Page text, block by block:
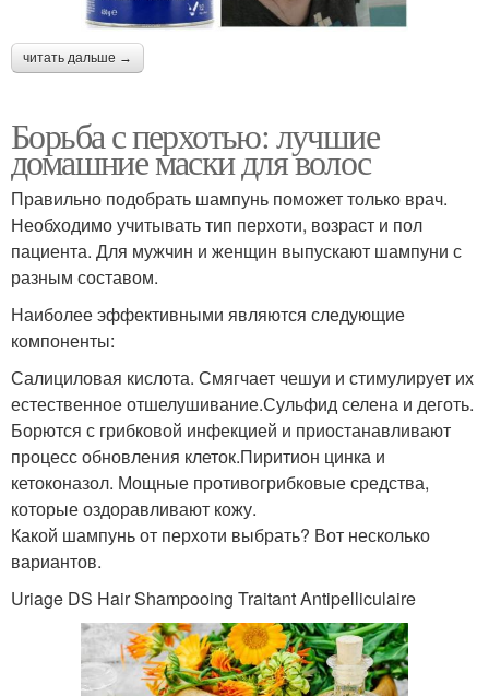
читать дальше →
Борьба с перхотью: лучшие
домашние маски для волос
Правильно подобрать шампунь поможет только врач.
Необходимо учитывать тип перхоти, возраст и пол
пациента. Для мужчин и женщин выпускают шампуни с
разным составом.
Наиболее эффективными являются следующие
компоненты:
Салициловая кислота. Смягчает чешуи и стимулирует их
естественное отшелушивание.Сульфид селена и деготь.
Борются с грибковой инфекцией и приостанавливают
процесс обновления клеток.Пиритион цинка и
кетоконазол. Мощные противогрибковые средства,
которые оздоравливают кожу.
Какой шампунь от перхоти выбрать? Вот несколько
вариантов.
Uriage DS Hair Shampooing Traitant Antipelliculaire